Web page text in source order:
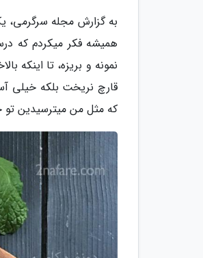
به گزارش مجله سرگرمی،
همیشه فکر میکردم که
نمونه و بریزه، تا اینکه
قارچ نریخت بلکه خیلی
که مثل من میترسیدین